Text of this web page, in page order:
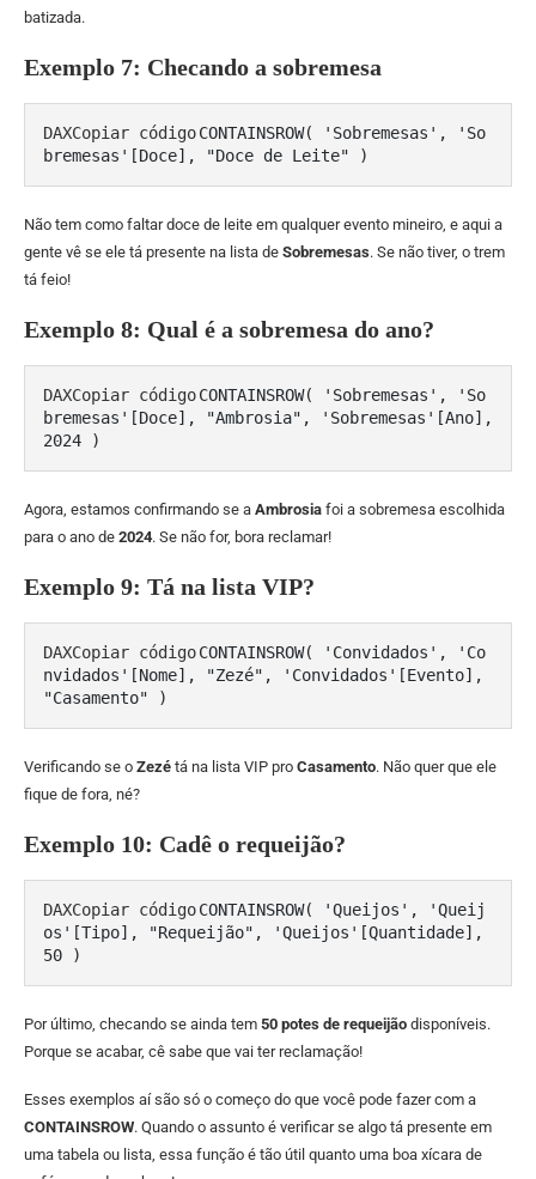
batizada.
Exemplo 7: Checando a sobremesa
DAXCopiar códigoCONTAINSROW( 'Sobremesas', 'So
Não tem como faltar doce de leite em qualquer evento mineiro, e aqui a
gente vê se ele tá presente na lista de Sobremesas. Se não tiver, o trem
tá feio!
Exemplo 8: Qual é a sobremesa do ano?
DAXCopiar códigoCONTAINSROW( 'Sobremesas', 'So
bremesas'[Doce], "Ambrosia", 'Sobremesas'[Ano],
Agora, estamos confirmando se a Ambrosia foi a sobremesa escolhida
para o ano de 2024. Se não for, bora reclamar!
Exemplo 9: Tá na lista VIP?
DAXCopiar códigoCONTAINSROW( 'Convidados', 'Co
nvidados'[Nome], "Zezé", 'Convidados'[Evento],
Verificando se o Zezé tá na lista VIP pro Casamento. Não quer que ele
fique de fora, né?
Exemplo 10: Cadê o requeijão?
DAXCopiar códigoCONTAINSROW( 'Queijos', 'Queij
os'[Tipo], "Requeijão", 'Queijos'[Quantidade],
Por último, checando se ainda tem 50 potes de requeijão disponíveis.
Porque se acabar, cê sabe que vai ter reclamação!
Esses exemplos aí são só o começo do que você pode fazer com a
CONTAINSROW. Quando o assunto é verificar se algo tá presente em
uma tabela ou lista, essa função é tão útil quanto uma boa xícara de